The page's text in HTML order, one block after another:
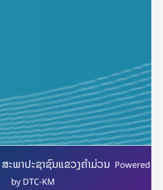
າປະຊາຊົນແຂວງຄຳມ່ວນ Powered
by DTC-KM